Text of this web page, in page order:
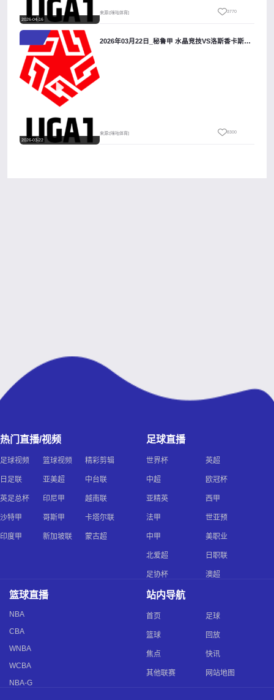
2026-04-16
来源:[咪咕体育] 3770
2026-03-22
2026年03月22日_秘鲁甲 水晶竞技VS洛斯香卡斯录像_高清录像【全场回放】
来源:[咪咕体育] 8300
热门直播/视频
足球视频 篮球视频 精彩剪辑
日足联 亚美超 中台联
英足总杯 印尼甲 越南联
沙特甲 哥斯甲 卡塔尔联
印度甲 新加坡联 蒙古超
足球直播
世界杯 英超
中超 欧冠杯
亚精英 西甲
法甲 世亚预
中甲 美职业
北爱超 日职联
足协杯 澳超
篮球直播
NBA
CBA
WNBA
WCBA
NBA-G
站内导航
首页 足球
篮球 回放
焦点 快讯
其他联赛 网站地图